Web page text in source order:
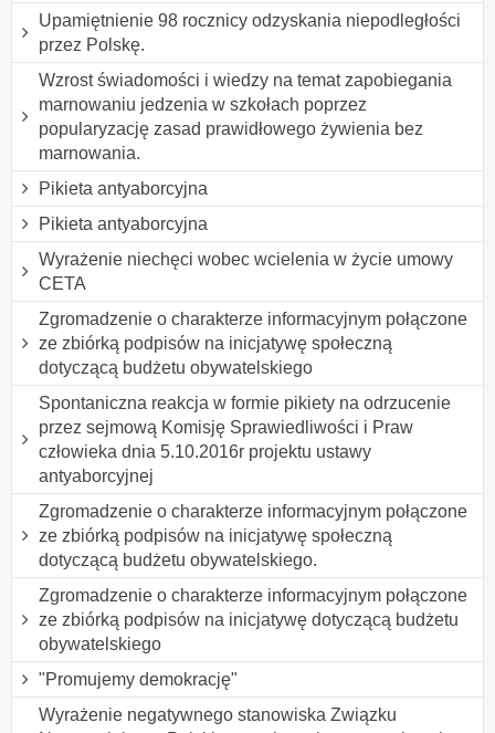
Upamiętnienie 98 rocznicy odzyskania niepodległości
przez Polskę.
Wzrost świadomości i wiedzy na temat zapobiegania
marnowaniu jedzenia w szkołach poprzez
popularyzację zasad prawidłowego żywienia bez
marnowania.
Pikieta antyaborcyjna
Pikieta antyaborcyjna
Wyrażenie niechęci wobec wcielenia w życie umowy
CETA
Zgromadzenie o charakterze informacyjnym połączone
ze zbiórką podpisów na inicjatywę społeczną
dotyczącą budżetu obywatelskiego
Spontaniczna reakcja w formie pikiety na odrzucenie
przez sejmową Komisję Sprawiedliwości i Praw
człowieka dnia 5.10.2016r projektu ustawy
antyaborcyjnej
Zgromadzenie o charakterze informacyjnym połączone
ze zbiórką podpisów na inicjatywę społeczną
dotyczącą budżetu obywatelskiego.
Zgromadzenie o charakterze informacyjnym połączone
ze zbiórką podpisów na inicjatywę dotyczącą budżetu
obywatelskiego
"Promujemy demokrację"
Wyrażenie negatywnego stanowiska Związku